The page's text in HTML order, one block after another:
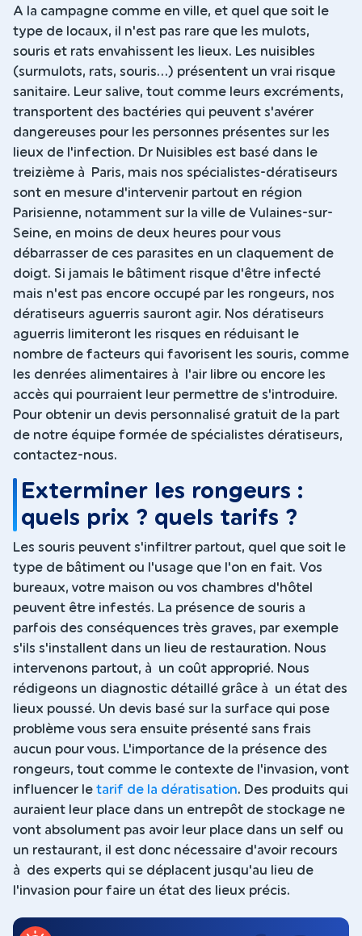
A la campagne comme en ville, et quel que soit le
type de locaux, il n'est pas rare que les mulots,
souris et rats envahissent les lieux. Les nuisibles
(surmulots, rats, souris...) présentent un vrai risque
sanitaire. Leur salive, tout comme leurs excréments,
transportent des bactéries qui peuvent s'avérer
dangereuses pour les personnes présentes sur les
lieux de l'infection. Dr Nuisibles est basé dans le
treizième à Paris, mais nos spécialistes-dératiseurs
sont en mesure d'intervenir partout en région
Parisienne, notamment sur la ville de Vulaines-sur-
Seine, en moins de deux heures pour vous
débarrasser de ces parasites en un claquement de
doigt. Si jamais le bâtiment risque d'être infecté
mais n'est pas encore occupé par les rongeurs, nos
dératiseurs aguerris sauront agir. Nos dératiseurs
aguerris limiteront les risques en réduisant le
nombre de facteurs qui favorisent les souris, comme
les denrées alimentaires à l'air libre ou encore les
accès qui pourraient leur permettre de s'introduire.
Pour obtenir un devis personnalisé gratuit de la part
de notre équipe formée de spécialistes dératiseurs,
contactez-nous.
Exterminer les rongeurs :
quels prix ? quels tarifs ?
Les souris peuvent s'infiltrer partout, quel que soit le
type de bâtiment ou l'usage que l'on en fait. Vos
bureaux, votre maison ou vos chambres d'hôtel
peuvent être infestés. La présence de souris a
parfois des conséquences très graves, par exemple
s'ils s'installent dans un lieu de restauration. Nous
intervenons partout, à un coût approprié. Nous
rédigeons un diagnostic détaillé grâce à un état des
lieux poussé. Un devis basé sur la surface qui pose
problème vous sera ensuite présenté sans frais
aucun pour vous. L'importance de la présence des
rongeurs, tout comme le contexte de l'invasion, vont
influencer le tarif de la dératisation. Des produits qui
auraient leur place dans un entrepôt de stockage ne
vont absolument pas avoir leur place dans un self ou
un restaurant, il est donc nécessaire d'avoir recours
à des experts qui se déplacent jusqu'au lieu de
l'invasion pour faire un état des lieux précis.